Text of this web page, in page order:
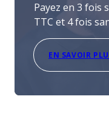
Payez en 3 fois
TTC et 4 fois
EN SAVOIR